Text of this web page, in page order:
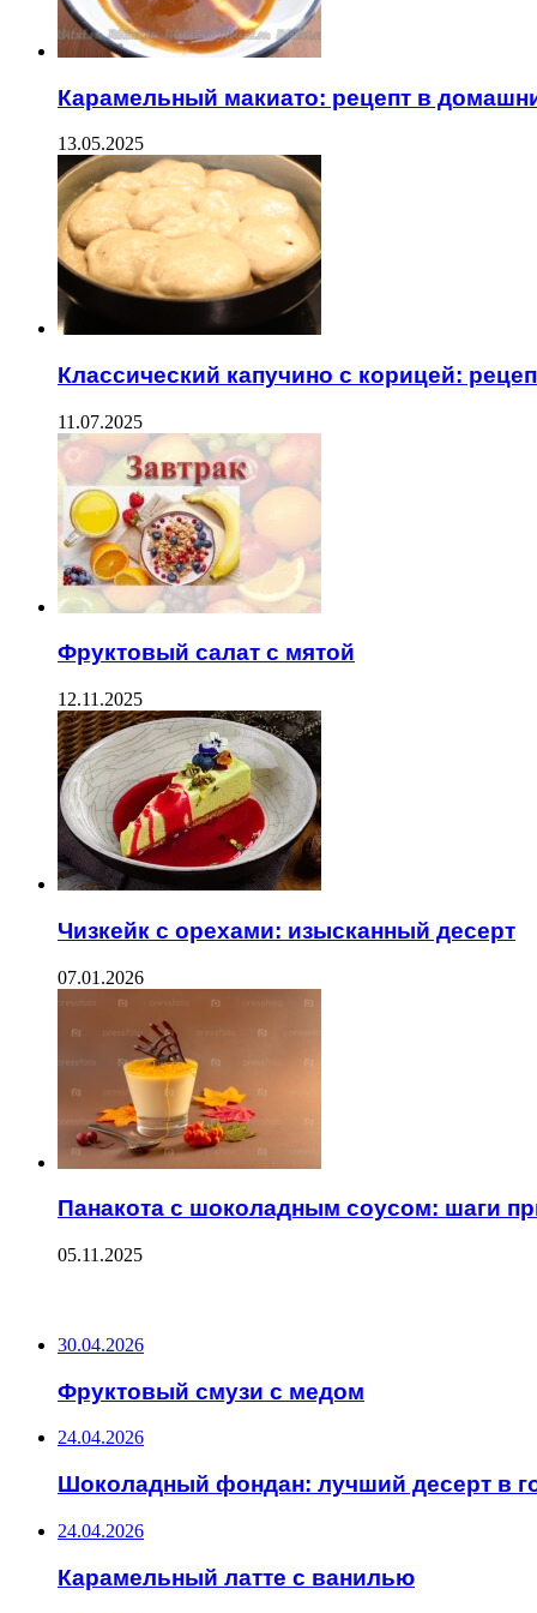
Карамельный макиато: рецепт в
13.05.2025
Классический капучино с корицей:
11.07.2025
Фруктовый салат с мятой
12.11.2025
Чизкейк с орехами: изысканный десерт
07.01.2026
Панакота с шоколадным соусом: шаги
05.11.2025
30.04.2026
Фруктовый смузи с медом
24.04.2026
Шоколадный фондан: лучший десерт в
24.04.2026
Карамельный латте с ванилью